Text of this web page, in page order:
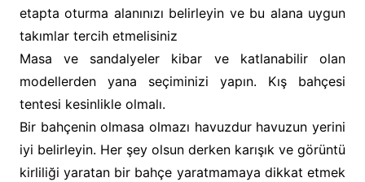
etapta oturma alanınızı belirleyin ve bu alana uygun
takımlar tercih etmelisiniz
Masa ve sandalyeler kibar ve katlanabilir olan
modellerden yana seçiminizi yapın. Kış bahçesi
tentesi kesinlikle olmalı.
Bir bahçenin olmasa olmazı havuzdur havuzun yerini
iyi belirleyin. Her şey olsun derken karışık ve görüntü
kirliliği yaratan bir bahçe yaratmamaya dikkat etmek